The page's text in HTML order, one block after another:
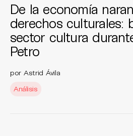
De la economía
derechos culturales:
sector cultura
Petro
por Astrid Ávila
Análisis